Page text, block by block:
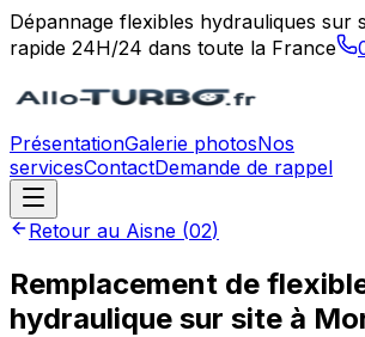
Dépannage flexibles hydrauliques sur
rapide 24H/24 dans toute la France
PrésentationGalerie photosNos
servicesContactDemande de rappel
Retour au Aisne (02)
Remplacement de
hydraulique sur site à